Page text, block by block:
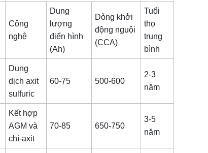
Công
nghệ
Dung
lượng
điển hình
(Ah)
Dòng khởi
động nguội
(CCA)
Tuổi
thọ
trung
bình
Dung
dịch axit
sulfuric
60-75 500-600
2-3
năm
Kết hợp
AGM và
chì-axit
70-85 650-750
3-5
năm